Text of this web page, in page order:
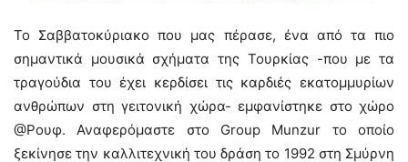
To Σαββατοκύριακο που μας πέρασε, ένα από τα πιο
σημαντικά μουσικά σχήματα της Τουρκίας -που με τα
τραγούδια του έχει κερδίσει τις καρδιές εκατομμυρίων
ανθρώπων στη γειτονική χώρα- εμφανίστηκε στο χώρο
@Ρουφ. Αναφερόμαστε στο Group Munzur το οποίο
ξεκίνησε την καλλιτεχνική του δράση το 1992 στη Σμύρνη